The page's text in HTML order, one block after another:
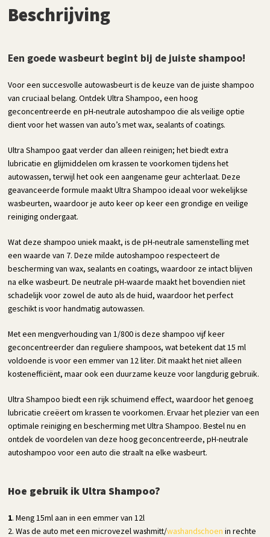
Beschrijving
Een goede wasbeurt begint bij de juiste shampoo!
Voor een succesvolle autowasbeurt is de keuze van de juiste shampoo
van cruciaal belang. Ontdek Ultra Shampoo, een hoog
geconcentreerde en pH-neutrale autoshampoo die als veilige optie
dient voor het wassen van auto’s met wax, sealants of coatings.
Ultra Shampoo gaat verder dan alleen reinigen; het biedt extra
lubricatie en glijmiddelen om krassen te voorkomen tijdens het
autowassen, terwijl het ook een aangename geur achterlaat. Deze
geavanceerde formule maakt Ultra Shampoo ideaal voor wekelijkse
wasbeurten, waardoor je auto keer op keer een grondige en veilige
reiniging ondergaat.
Wat deze shampoo uniek maakt, is de pH-neutrale samenstelling met
een waarde van 7. Deze milde autoshampoo respecteert de
bescherming van wax, sealants en coatings, waardoor ze intact blijven
na elke wasbeurt. De neutrale pH-waarde maakt het bovendien niet
schadelijk voor zowel de auto als de huid, waardoor het perfect
geschikt is voor handmatig autowassen.
Met een mengverhouding van 1/800 is deze shampoo vijf keer
geconcentreerder dan reguliere shampoos, wat betekent dat 15 ml
voldoende is voor een emmer van 12 liter. Dit maakt het niet alleen
kostenefficiënt, maar ook een duurzame keuze voor langdurig gebruik.
Ultra Shampoo biedt een rijk schuimend effect, waardoor het genoeg
lubricatie creëert om krassen te voorkomen. Ervaar het plezier van een
optimale reiniging en bescherming met Ultra Shampoo. Bestel nu en
ontdek de voordelen van deze hoog geconcentreerde, pH-neutrale
autoshampoo voor een auto die straalt na elke wasbeurt.
Hoe gebruik ik Ultra Shampoo?
1. Meng 15ml aan in een emmer van 12l
2. Was de auto met een microvezel washmitt/washandschoen in rechte